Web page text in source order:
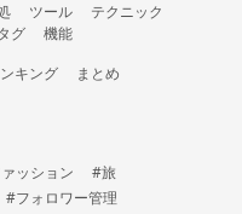
ツール
テクニック
グ
機能
キング まとめ
ッション
#旅
#フォロワー管理